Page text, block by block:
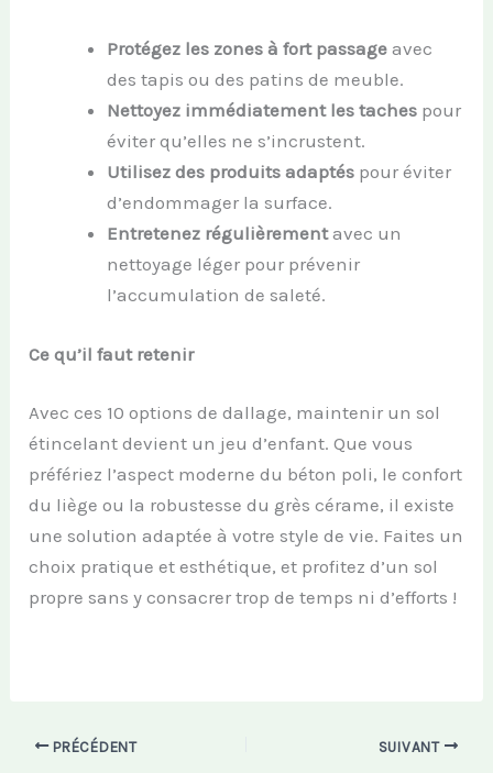
Protégez les zones à fort passage avec
des tapis ou des patins de meuble.
Nettoyez immédiatement les taches pour
éviter qu’elles ne s’incrustent.
Utilisez des produits adaptés pour éviter
d’endommager la surface.
Entretenez régulièrementavec un
nettoyage léger pour prévenir
l’accumulation de saleté.
Ce qu’il faut retenir
Avec ces 10 options de dallage, maintenir un sol
étincelant devient un jeu d’enfant. Que vous
préfériez l’aspect moderne du béton poli, le confort
du liège ou la robustesse du grès cérame, il existe
une solution adaptée à votre style de vie. Faites un
choix pratique et esthétique, et profitez d’un sol
propre sans y consacrer trop de temps ni d’efforts !
PRÉCÉDENT SUIVANT